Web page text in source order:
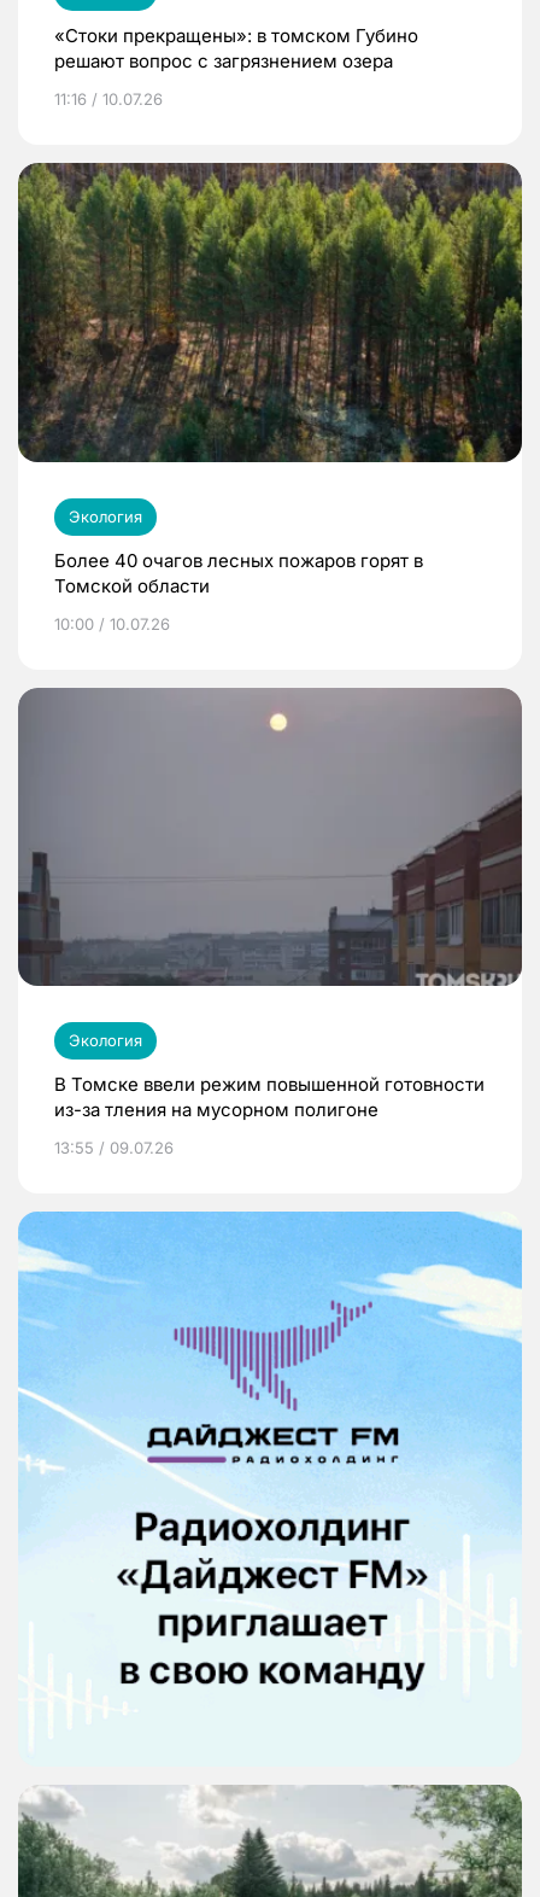
«Стоки прекращены»: в томском Губино
решают вопрос с загрязнением озера
11:16 / 10.07.26
Экология
Более 40 очагов лесных пожаров горят в
Томской области
10:00 / 10.07.26
Экология
В Томске ввели режим повышенной готовности
из-за тления на мусорном полигоне
13:55 / 09.07.26